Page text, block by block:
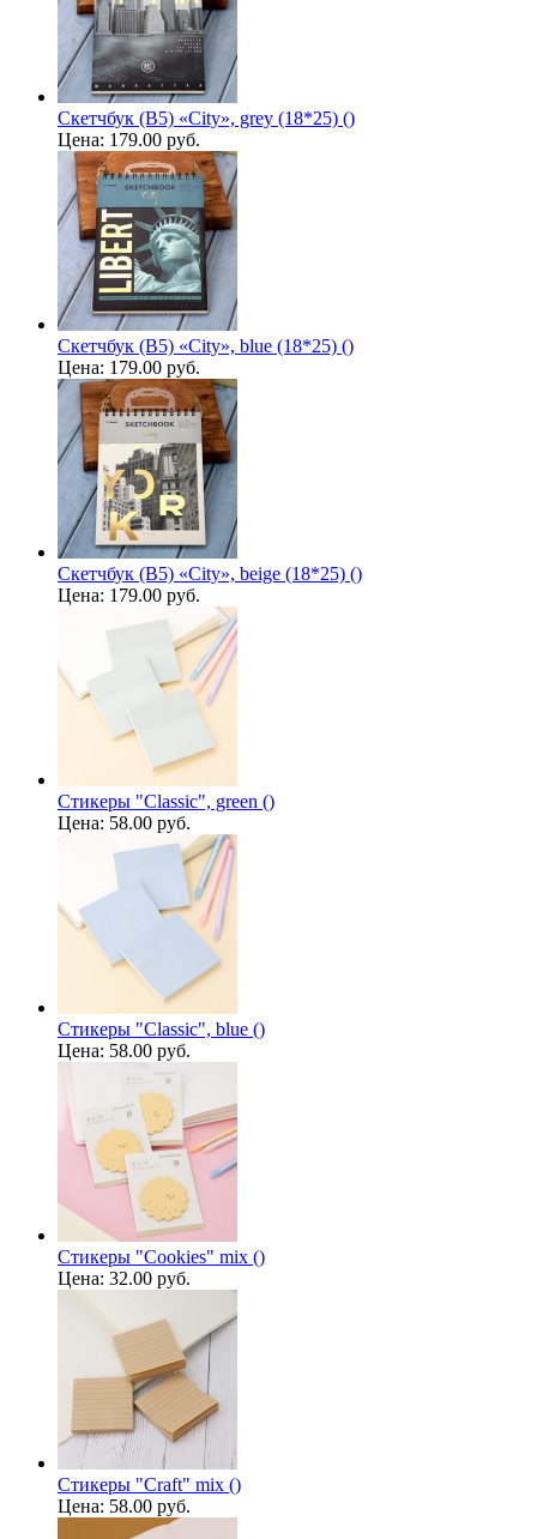
Скетчбук (B5) «City», grey (18*25) ()
Цена: 179.00 руб.
Скетчбук (B5) «City», blue (18*25) ()
Цена: 179.00 руб.
Скетчбук (B5) «City», beige (18*25) ()
Цена: 179.00 руб.
Стикеры "Classic", green ()
Цена: 58.00 руб.
Стикеры "Classic", blue ()
Цена: 58.00 руб.
Стикеры "Cookies" mix ()
Цена: 32.00 руб.
Стикеры "Craft" mix ()
Цена: 58.00 руб.